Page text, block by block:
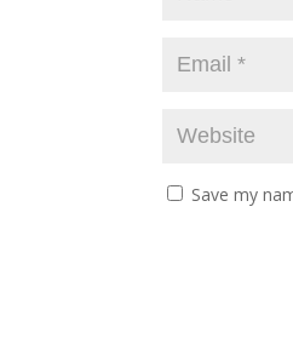
Save my